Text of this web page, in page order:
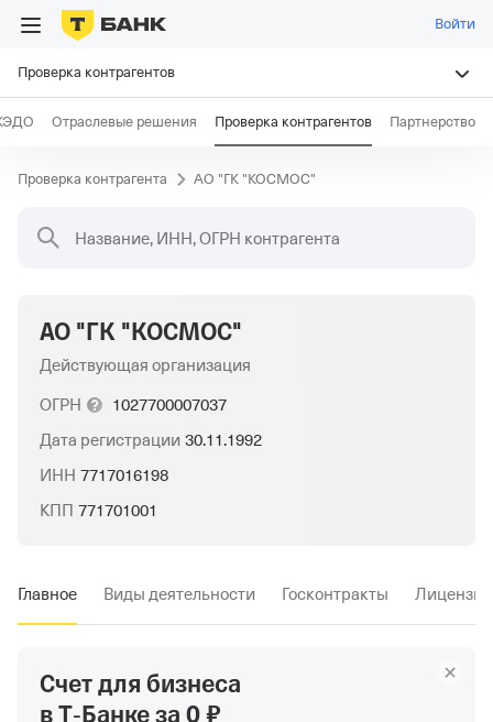
Войти
Проверка контрагентов
Отраслевые решения Проверка контрагентов Партнерство
Проверка контрагента АО "ГК "КОСМОС"
Название, ИНН, ОГРН контрагента
АО "ГК "КОСМОС"
Действующая организация
ОГРН
1027700007037
Дата регистрации 30.11.1992
ИНН 7717016198
КПП 771701001
Главное Виды деятельности Госконтракты Лицензии
Счет для бизнеса
в Т‑Банкеза 0 ₽